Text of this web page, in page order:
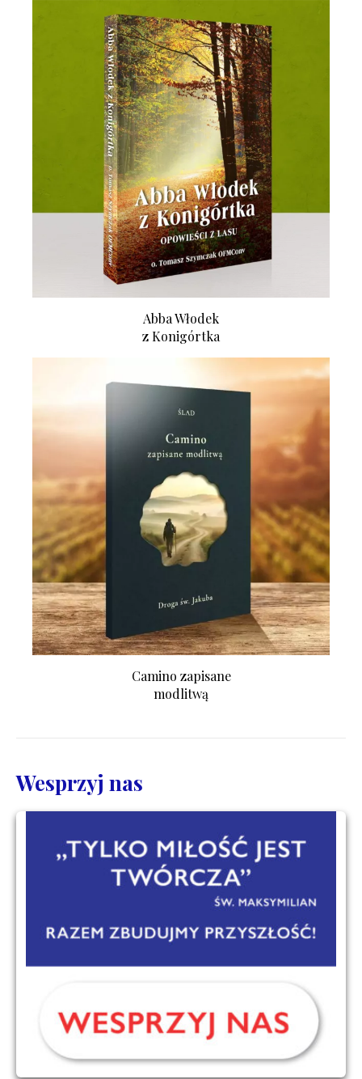
Abba Włodek
z Konigórtka
Camino zapisane
modlitwą
Wesprzyj nas